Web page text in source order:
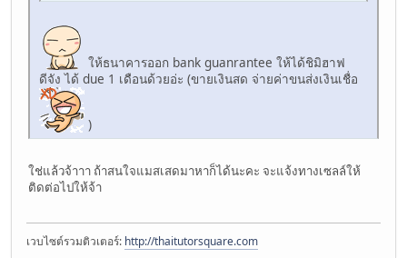
ให้ธนาคารออก bank guanrantee ให้ได้ชิมิฮาฟ
ดีจัง ได้ due 1 เดือนด้วยอ่ะ (ขายเงินสด จ่ายค่าขนส่งเงินเชื่อ
)
ใช่แล้วจ้าาา ถ้าสนใจแมสเสดมาหาก็ได้นะคะ จะแจ้งทางเซลล์ให้
ติดต่อไปให้จ้า
เวบไซต์รวมติวเตอร์: http://thaitutorsquare.com